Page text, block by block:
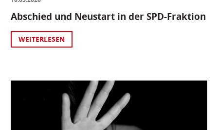
Abschied und Neustart in der SPD-Fraktion
WEITERLESEN